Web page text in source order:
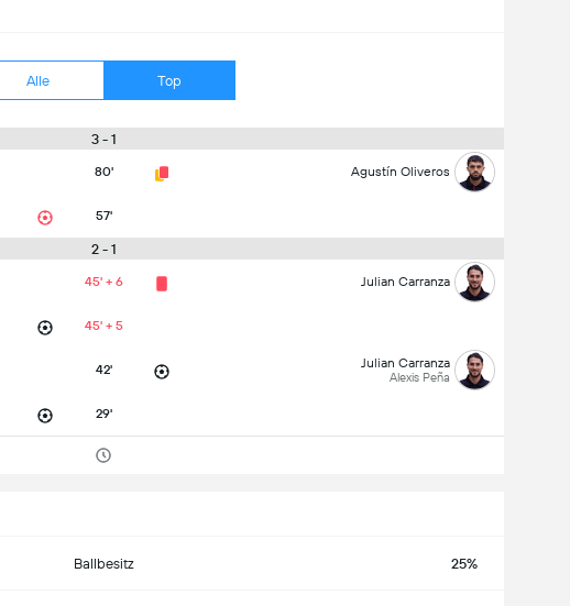
Alle Top
3 - 1
80' Agustín Oliveros
57'
2 - 1
45' + 6 Julian Carranza
45' + 5
42' Julian Carranza
Alexis Peña
29'
Ballbesitz 25%